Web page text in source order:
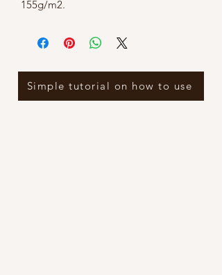
155g/m2.
Simple tutorial on how to use